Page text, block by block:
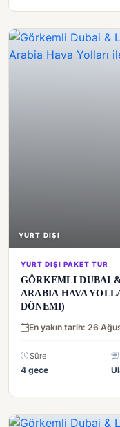
YURT DIŞI
YURT DIŞI PAKET TUR
GÖRKEMLI DUBAI
ARABIA HAVA
DÖNEMI)
En yakın tarih: 26
Süre
4 gece